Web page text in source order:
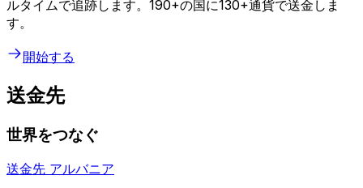
ルタイムで追跡します。190+の国に130+通貨で送金しま
す。
開始する
送金先
世界をつなぐ
送金先 アルバニア